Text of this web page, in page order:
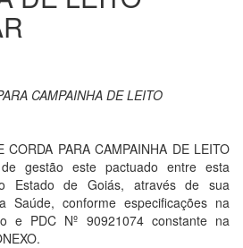
CAMPAINHA DE LEITO
CORDA PARA CAMPAINHA DE LEITO
de gestão este pactuado entre esta
Estado de Goiás, através de sua
Saúde, conforme especificações na
e PDC Nº 90921074 constante na